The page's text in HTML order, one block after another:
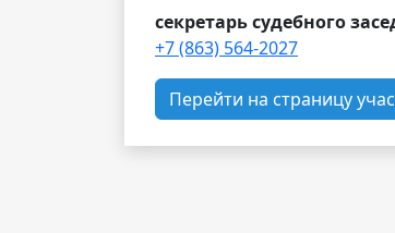
секретарь судебного
+7 (863) 564-2027
Перейти на страницу